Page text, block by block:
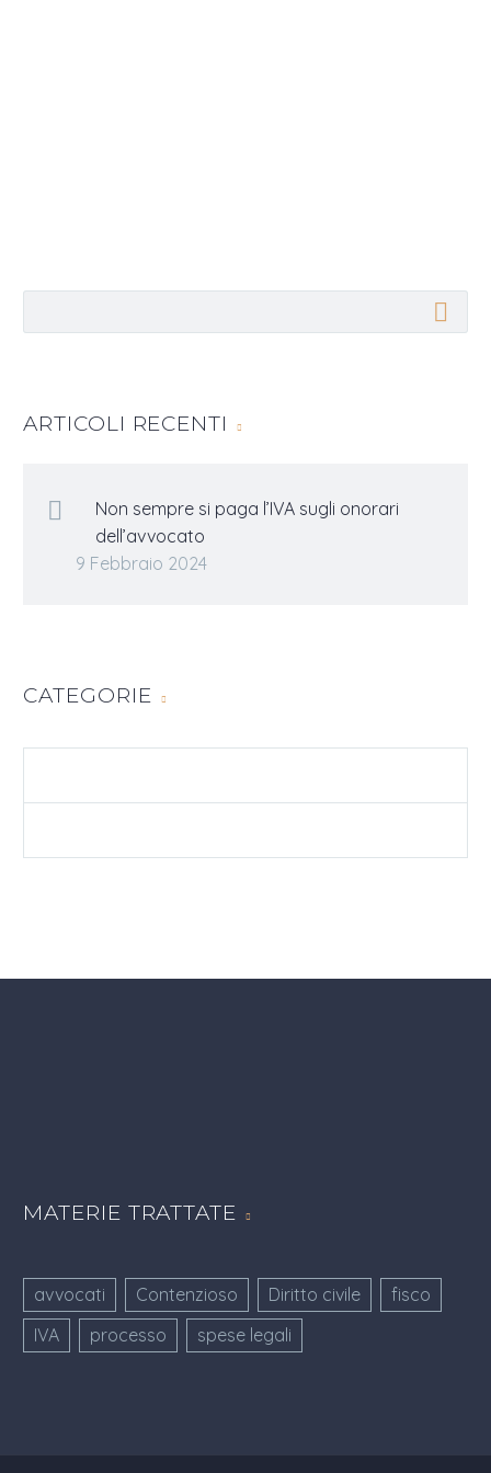
ARTICOLI RECENTI
Non sempre si paga l’IVA sugli onorari
dell’avvocato
9 Febbraio 2024
CATEGORIE
MATERIE TRATTATE
avvocati Contenzioso Diritto civile
fisco
IVA
processo spese legali